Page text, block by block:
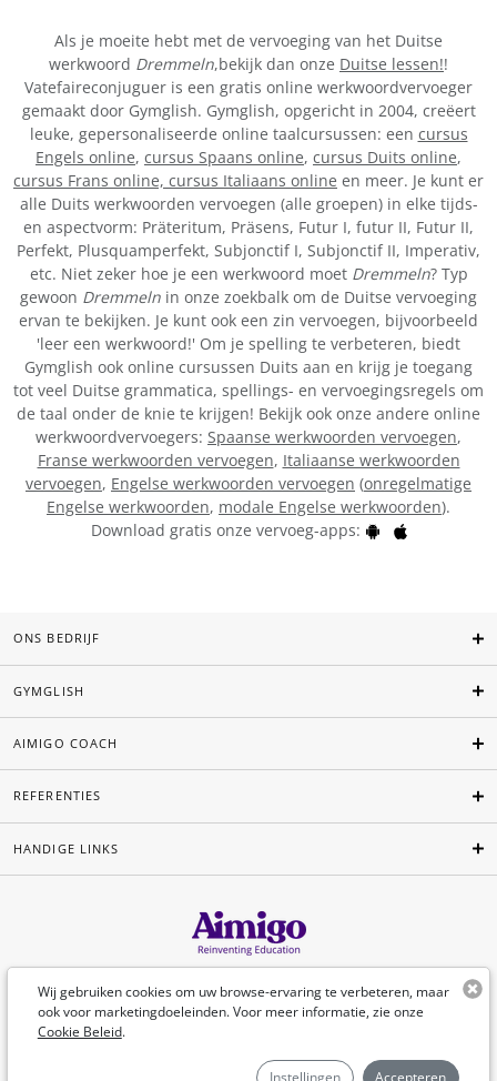
Als je moeite hebt met de vervoeging van het Duitse
werkwoord Dremmeln,bekijk dan onze Duitse lessen!!
Vatefaireconjuguer is een gratis online werkwoordvervoeger
gemaakt door Gymglish. Gymglish, opgericht in 2004, creëert
leuke, gepersonaliseerde online taalcursussen: een cursus
Engels online, cursus Spaans online, cursus Duits online,
cursus Frans online, cursus Italiaans online en meer. Je kunt er
alle Duits werkwoorden vervoegen (alle groepen) in elke tijds-
en aspectvorm: Präteritum, Präsens, Futur I, futur II, Futur II,
Perfekt, Plusquamperfekt, Subjonctif I, Subjonctif II, Imperativ,
etc. Niet zeker hoe je een werkwoord moet Dremmeln? Typ
gewoon Dremmeln in onze zoekbalk om de Duitse vervoeging
ervan te bekijken. Je kunt ook een zin vervoegen, bijvoorbeeld
'leer een werkwoord!' Om je spelling te verbeteren, biedt
Gymglish ook online cursussen Duits aan en krijg je toegang
tot veel Duitse grammatica, spellings- en vervoegingsregels om
de taal onder de knie te krijgen! Bekijk ook onze andere online
werkwoordvervoegers: Spaanse werkwoorden vervoegen,
Franse werkwoorden vervoegen, Italiaanse werkwoorden
vervoegen, Engelse werkwoorden vervoegen (onregelmatige
Engelse werkwoorden, modale Engelse werkwoorden).
Download gratis onze vervoeg-apps:
Wij gebruiken cookies om uw browse-ervaring te verbeteren, maar
ook voor marketingdoeleinden. Voor meer informatie, zie onze
Cookie Beleid.
Instellingen Accepteren
ONS BEDRIJF
GYMGLISH
AIMIGO COACH
REFERENTIES
HANDIGE LINKS
Nederlands